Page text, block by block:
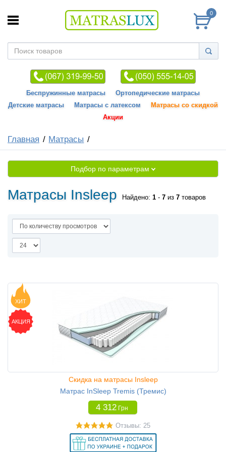
0
Беспружинные матрасы
Ортопедические матрасы
Детские матрасы
Матрасы с латексом
Матрасы со скидкой
Акции
Главная Матрасы
Подбор по параметрам
Матрасы Insleep Найдено: 1 - 7 из 7 товаров
ХИТ
АКЦИЯ
Скидка на матрасы Insleep
Матрас InSleep Tremis (Тремис)
4 312 Грн
Отзывы: 25